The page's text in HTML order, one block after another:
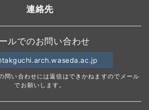
連絡先
ルでのお問い合わせ
問い合わせには返信はできかねますのでメール
でお願いします。